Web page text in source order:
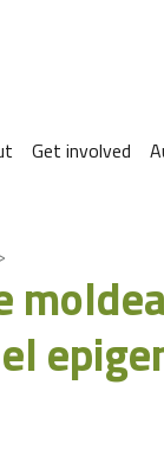
Get involved